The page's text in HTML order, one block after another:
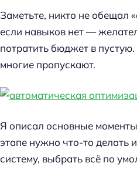
Заметьте, никто не обещал
если навыков нет —
потратить бюджет в
многие пропускают.
Я описал основные
этапе нужно что-то делать
систему, выбрать всё по